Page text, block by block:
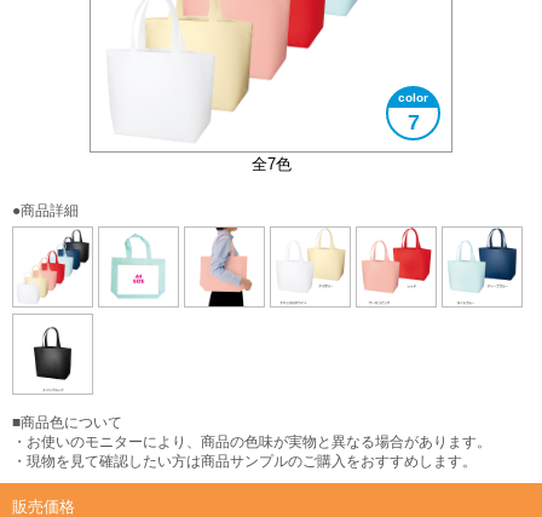
全7色
7
A4サイズ対応
大きさイメージ
●商品詳細
■商品色について
・お使いのモニターにより、商品の色味が実物と異なる場合があります。
・現物を見て確認したい方は商品サンプルのご購入をおすすめします。
販売価格